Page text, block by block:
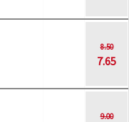
8.50
7.65
9.00